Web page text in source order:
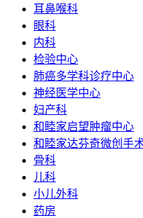
耳鼻喉科
眼科
内科
检验中心
肺癌多学科诊疗中心
神经医学中心
妇产科
和睦家启望肿瘤中心
和睦家达芬奇微创手
骨科
儿科
小儿外科
药房